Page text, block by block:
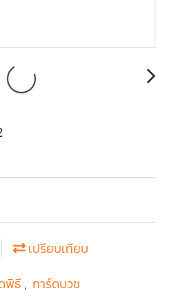
เปรียบเทียบ
พิธี , การ์ดบวช